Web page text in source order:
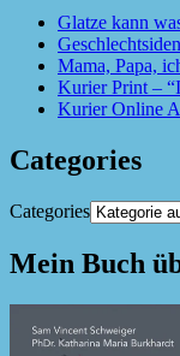
Glatze kann
Mama, Papa,
Kurier Print –
Kurier Online
Categories
Categories
Mein Buch